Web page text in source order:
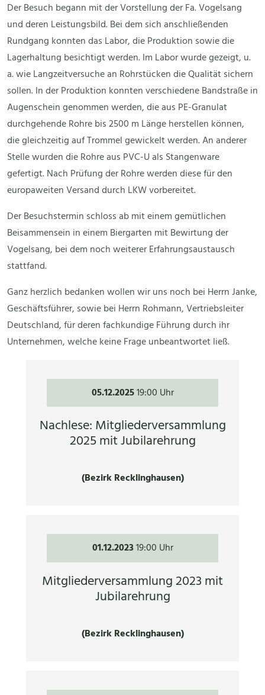
Der Besuch begann mit der Vorstellung der Fa. Vogelsang
und deren Leistungsbild. Bei dem sich anschließenden
Rundgang konnten das Labor, die Produktion sowie die
Lagerhaltung besichtigt werden. Im Labor wurde gezeigt, u.
a. wie Langzeitversuche an Rohrstücken die Qualität sichern
sollen. In der Produktion konnten verschiedene Bandstraße in
Augenschein genommen werden, die aus PE-Granulat
durchgehende Rohre bis 2500 m Länge herstellen können,
die gleichzeitig auf Trommel gewickelt werden. An anderer
Stelle wurden die Rohre aus PVC-U als Stangenware
gefertigt. Nach Prüfung der Rohre werden diese für den
europaweiten Versand durch LKW vorbereitet.
Der Besuchstermin schloss ab mit einem gemütlichen
Beisammensein in einem Biergarten mit Bewirtung der
Vogelsang, bei dem noch weiterer Erfahrungsaustausch
stattfand.
Ganz herzlich bedanken wollen wir uns noch bei Herrn Janke,
Geschäftsführer, sowie bei Herrn Rohmann, Vertriebsleiter
Deutschland, für deren fachkundige Führung durch ihr
Unternehmen, welche keine Frage unbeantwortet ließ.
05.12.202519:00 Uhr
Nachlese: Mitgliederversammlung
2025 mit Jubilarehrung
(Bezirk Recklinghausen)
01.12.202319:00 Uhr
Mitgliederversammlung 2023 mit
Jubilarehrung
(Bezirk Recklinghausen)